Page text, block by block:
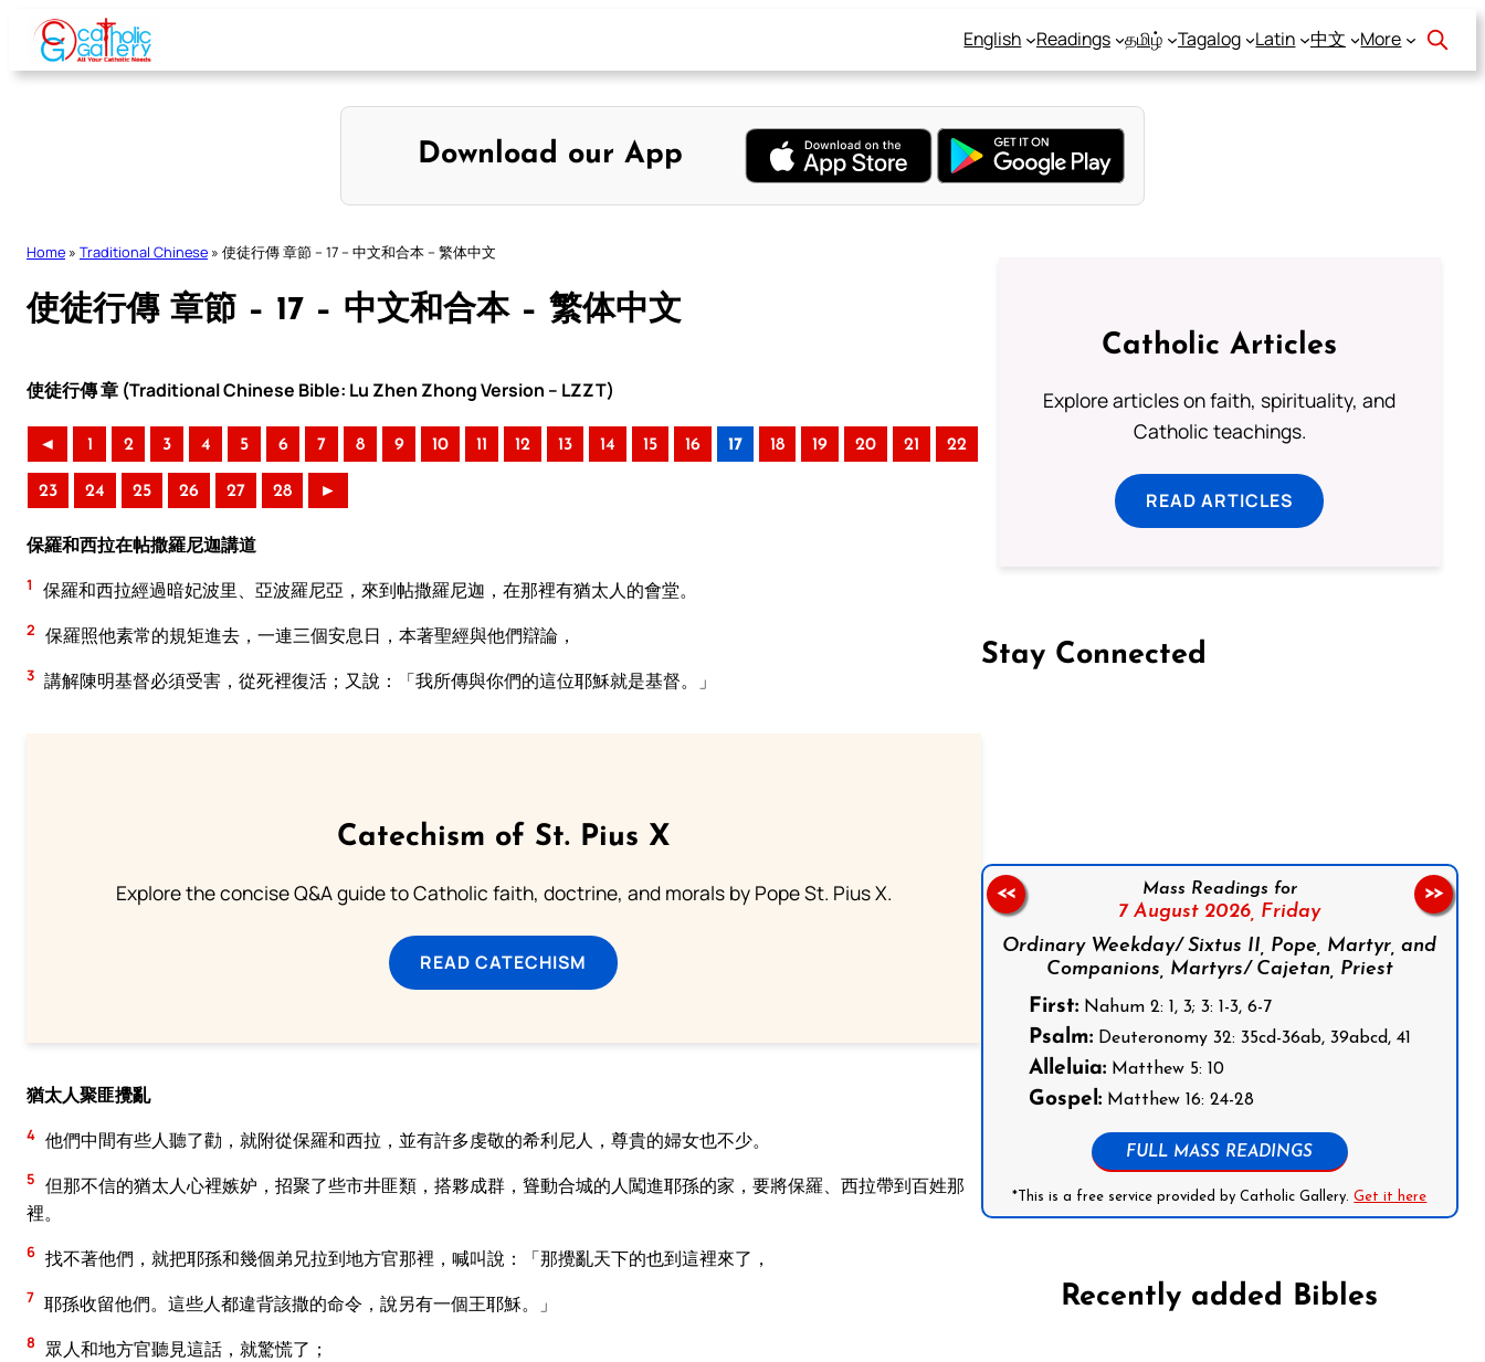
Skip
content
English Readings தமிழ் Tagalog Latin 中文 More
Download our App
Home » Traditional Chinese » 使徒行傳 章節 – 17 – 中文和合本 – 繁体中文
使徒行傳 章節 – 17 – 中文和合本 – 繁体中文
使徒行傳 章 (Traditional Chinese Bible: Lu Zhen Zhong Version – LZZT)
◄ 1 2 3 4 5 6 7 8 9 10 11 12 13 14 15 16 17 18 19 20 21 22
23 24 25 26 27 28 ►
保羅和西拉在帖撒羅尼迦講道
1 保羅和西拉經過暗妃波里、亞波羅尼亞，來到帖撒羅尼迦，在那裡有猶太人的會堂。
2 保羅照他素常的規矩進去，一連三個安息日，本著聖經與他們辯論，
3 講解陳明基督必須受害，從死裡復活；又說：「我所傳與你們的這位耶穌就是基督。」
Catechism of St. Pius X
Explore the concise Q&A guide to Catholic faith, doctrine, and morals by Pope St. Pius X.
READ CATECHISM
猶太人聚匪攪亂
4 他們中間有些人聽了勸，就附從保羅和西拉，並有許多虔敬的希利尼人，尊貴的婦女也不少。
5 但那不信的猶太人心裡嫉妒，招聚了些市井匪類，搭夥成群，聳動合城的人闖進耶孫的家，要將保羅、西拉帶到百姓那
裡。
6 找不著他們，就把耶孫和幾個弟兄拉到地方官那裡，喊叫說：「那攪亂天下的也到這裡來了，
7 耶孫收留他們。這些人都違背該撒的命令，說另有一個王耶穌。」
8 眾人和地方官聽見這話，就驚慌了；
Catholic Articles
Explore articles on faith, spirituality, and
Catholic teachings.
READ ARTICLES
Stay Connected
Mass Readings for
7 August 2026, Friday
Ordinary Weekday/ Sixtus II, Pope, Martyr, and
Companions, Martyrs/ Cajetan, Priest
First:Nahum 2: 1, 3; 3: 1-3, 6-7
Psalm:Deuteronomy 32: 35cd-36ab, 39abcd, 41
Alleluia:Matthew 5: 10
Gospel:Matthew 16: 24-28
FULL MASS READINGS
*This is a free service provided by Catholic Gallery.Get it here
<< >>
Recently added Bibles